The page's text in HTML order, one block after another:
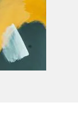
in der
Stadtpalais -